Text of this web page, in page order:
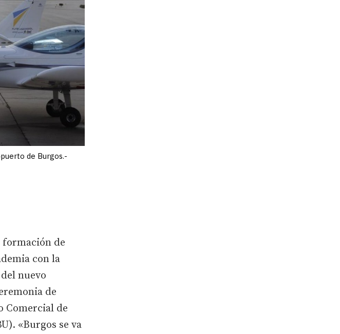
de Burgos.-
formación de
con la
nuevo
de
Comercial de
«Burgos se va